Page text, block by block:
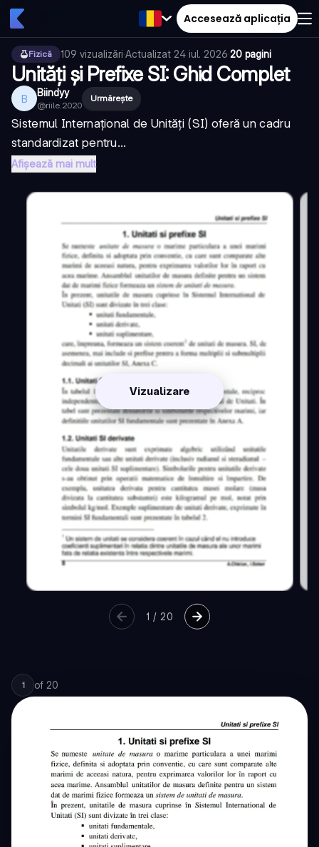
Accesează aplicația
Fizică 109 vizualizări·Actualizat 24 iul. 2026·20 pagini
Unități și Prefixe SI: Ghid Complet
B Biindyy
@riile.2020
Urmărește
Sistemul Internațional de Unități (SI) oferă un cadru
standardizat pentru...
Afișează mai mult
Vizualizare
1 / 20
1 of 20